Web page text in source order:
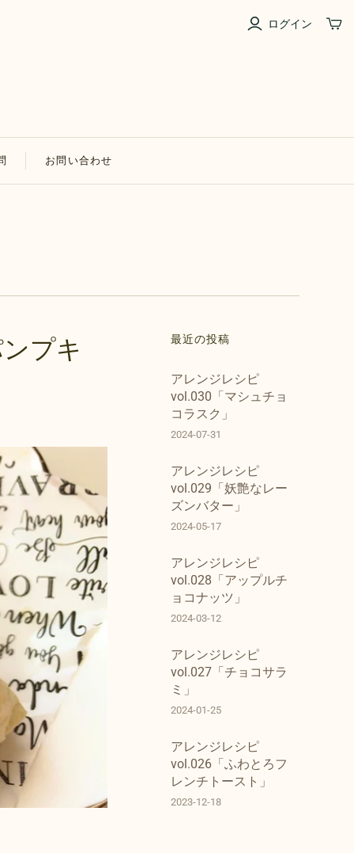
ログイン
お問い合わせ
プキ 最近の投稿
アレンジレシピ
vol.030「マシュチョ
コラスク」
2024-07-31
アレンジレシピ
vol.029「妖艶なレー
ズンバター」
2024-05-17
アレンジレシピ
vol.028「アップルチ
ョコナッツ」
2024-03-12
アレンジレシピ
vol.027「チョコサラ
ミ」
2024-01-25
アレンジレシピ
vol.026「ふわとろフ
レンチトースト」
2023-12-18